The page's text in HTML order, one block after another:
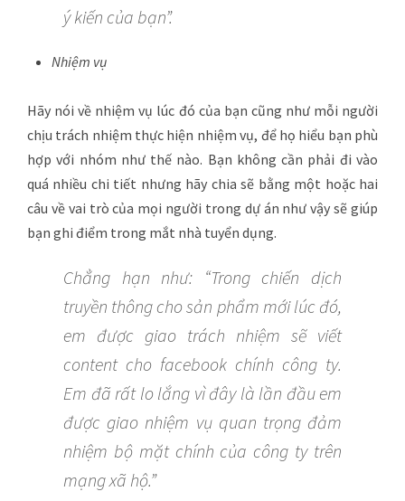
ý kiến của bạn”.
Nhiệm vụ
Hãy nói về nhiệm vụ lúc đó của bạn cũng như mỗi người
chịu trách nhiệm thực hiện nhiệm vụ, để họ hiểu bạn phù
hợp với nhóm như thế nào. Bạn không cần phải đi vào
quá nhiều chi tiết nhưng hãy chia sẽ bằng một hoặc hai
câu về vai trò của mọi người trong dự án như vậy sẽ giúp
bạn ghi điểm trong mắt nhà tuyển dụng.
Chẳng hạn như: “Trong chiến dịch
truyền thông cho sản phẩm mới lúc đó,
em được giao trách nhiệm sẽ viết
content cho facebook chính công ty.
Em đã rất lo lắng vì đây là lần đầu em
được giao nhiệm vụ quan trọng đảm
nhiệm bộ mặt chính của công ty trên
mạng xã hộ.”